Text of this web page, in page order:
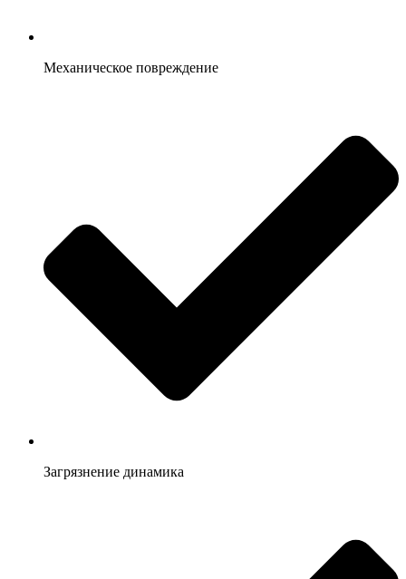
Механическое повреждение
Загрязнение динамика